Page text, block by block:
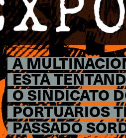
A
ESTÁ
O SINDICATO
PORTUÁRIOS
PASSADO